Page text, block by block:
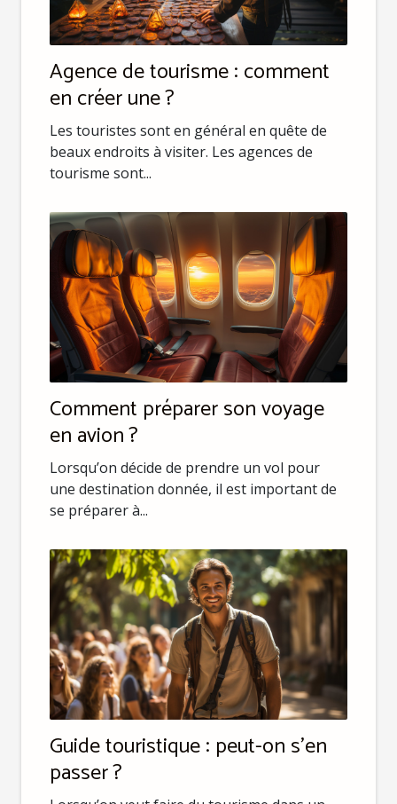
Agence de tourisme : comment
en créer une ?
Les touristes sont en général en quête de
beaux endroits à visiter. Les agences de
tourisme sont...
Comment préparer son voyage
en avion ?
Lorsqu’on décide de prendre un vol pour
une destination donnée, il est important de
se préparer à...
Guide touristique : peut-on s’en
passer ?